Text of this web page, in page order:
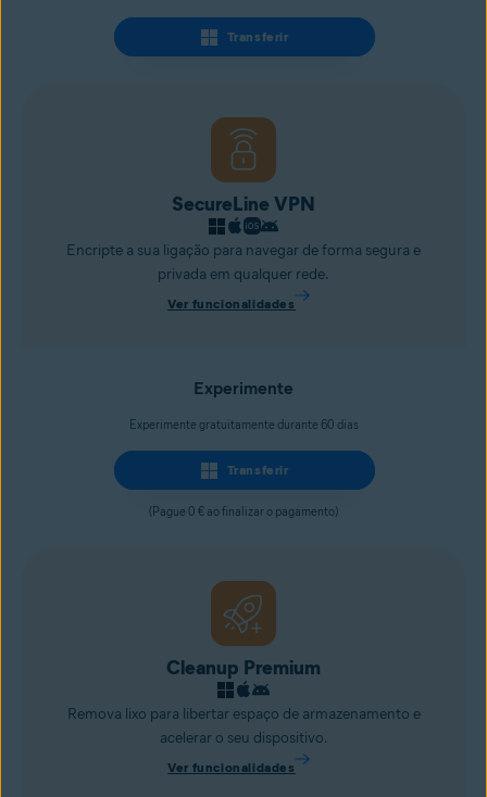
Transferir
SecureLine VPN
Encripte a sua ligação para navegar de forma segura e
privada em qualquer rede.
Ver funcionalidades
Experimente
Experimente gratuitamente durante 60 dias
Transferir
(Pague 0 € ao finalizar o pagamento)
Cleanup Premium
Remova lixo para libertar espaço de armazenamento e
acelerar o seu dispositivo.
Ver funcionalidades